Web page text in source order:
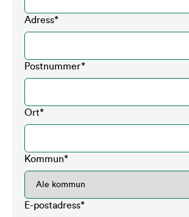
Adress*
Postnummer*
Ort*
Kommun*
E-postadress*